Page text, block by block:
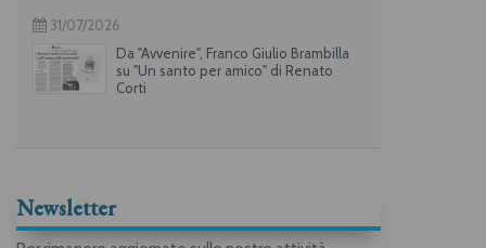
31/07/2026
Da "Avvenire", Franco Giulio Brambilla
su "Un santo per amico" di Renato
Corti
Newsletter